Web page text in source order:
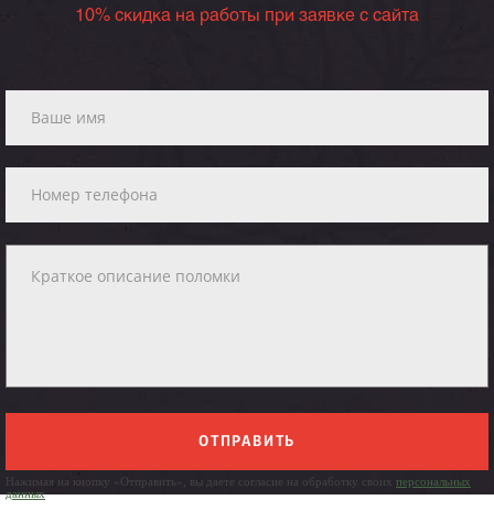
10% скидка на работы при заявке с сайта
ОТПРАВИТЬ
Нажимая на кнопку «Отправить», вы даете согласие на обработку своих персональных
данных